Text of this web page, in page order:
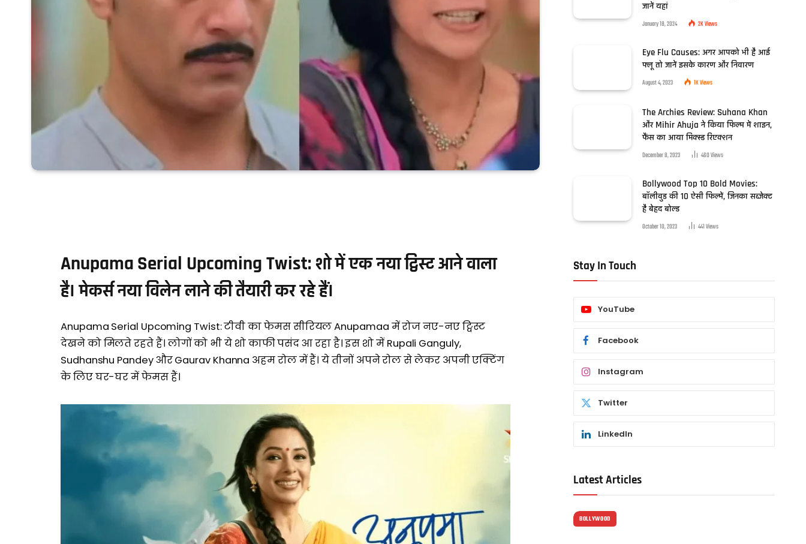
Anupama Serial Upcoming Twist: शो में एक नया ट्विस्ट आने वाला
है। मेकर्स नया विलेन लाने की तैयारी कर रहे हैं।
Anupama Serial Upcoming Twist: टीवी का फेमस सीरियल Anupamaa में रोज नए-नए ट्विस्ट
देखने को मिलते रहते हैं। लोगों को भी ये शो काफी पसंद आ रहा है। इस शो में Rupali Ganguly,
Sudhanshu Pandey और Gaurav Khanna अहम रोल में हैं। ये तीनों अपने रोल से लेकर अपनी एक्टिंग
के लिए घर-घर में फेमस हैं।
जानें यहां
January 18, 2024 2KViews
Eye Flu Causes: अगर आपको भी है आई
फ्लू तो जानें इसके कारण और निवारण
August 4, 2023 1KViews
The Archies Review: Suhana Khan
और Mihir Ahuja ने किया फिल्म में शाइन,
फैंस का आया मिक्स्ड रिएक्शन
December 8, 2023 460Views
Bollywood Top 10 Bold Movies:
बॉलीवुड की 10 ऐसी फिल्में, जिनका सब्जेक्ट
है बेहद बोल्ड
October 10, 2023 441Views
Stay In Touch
YouTube
Facebook
Instagram
Twitter
LinkedIn
Latest Articles
BOLLYWOOD